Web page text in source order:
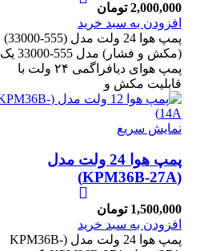
2,000,000 تومان
افزودن به سبد خرید
پمپ هوا 24 ولت مدل (555-33000)
(مکش و فشار) مدل 555-33000 یک
پمپ هوای دیافراگمی ۲۴ ولت با
قابلیت مکش و
نمایش سریع
پمپ هوا 24 ولت مدل
(KPM36B-27A)
1,500,000 تومان
افزودن به سبد خرید
پمپ هوا 24 ولت مدل (KPM36B-